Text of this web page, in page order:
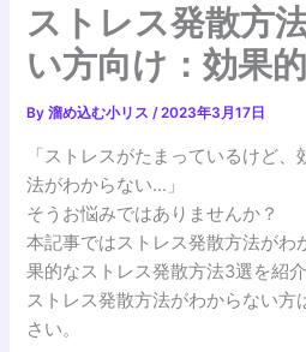
ストレス発散方
い方向け：効果
By溜め込む小リス/2023年3月17日
「ストレスがたまっているけど
法がわからない…」
そうお悩みではありませんか？
本記事ではストレス発散方法がわ
果的なストレス発散方法3選を紹介
ストレス発散方法がわからない方
さい。